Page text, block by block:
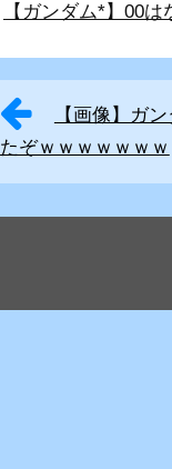
【ガンダム*】00
【画像】ガ
たぞｗｗｗｗｗｗｗ